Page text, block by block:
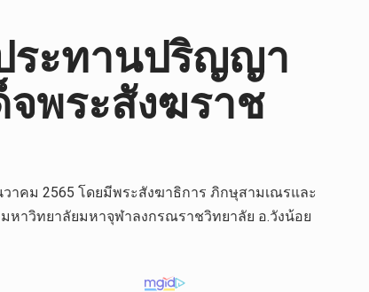
ระทานปริญญา
พระสังฆราช
าคม 2565 โดยมีพระสังฆาธิการ ภิกษุสามเณรและ
าวิทยาลัยมหาจุฬาลงกรณราชวิทยาลัย อ.วังน้อย